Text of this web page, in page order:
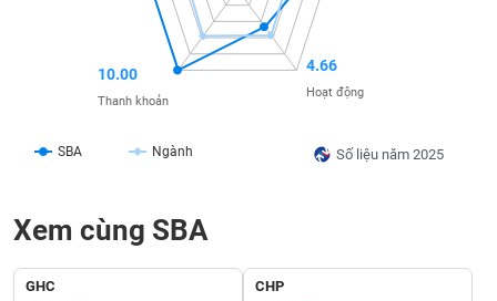
Số liệu năm 2025
SBA Ngành
4.66
Hoạt động
10.00
Thanh khoản
Xem cùng SBA
GHC
CHP
DỊCH
VỤ
TRUYỀN